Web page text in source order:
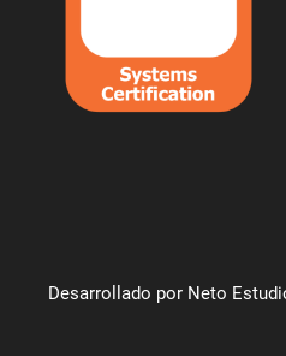
Desarrollado por Neto